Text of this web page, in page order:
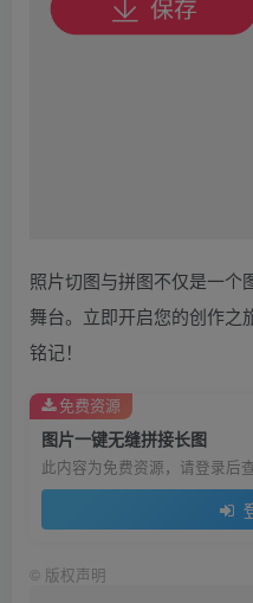
照片切图与拼图不仅是一个
舞台。立即开启您的创作之
铭记！
图片一键无缝拼接长图
此内容为免费资源，请登录后
免费资源
© 版权声明